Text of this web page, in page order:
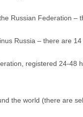
Russian Federation –
Russia – there are
registered 24-48
the world (there are